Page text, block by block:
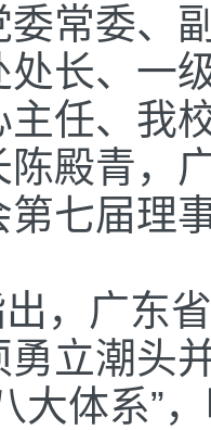
委常委、
处长、一
主任、我
陈殿青，
第七届理
，广东
勇立潮头
大体系”